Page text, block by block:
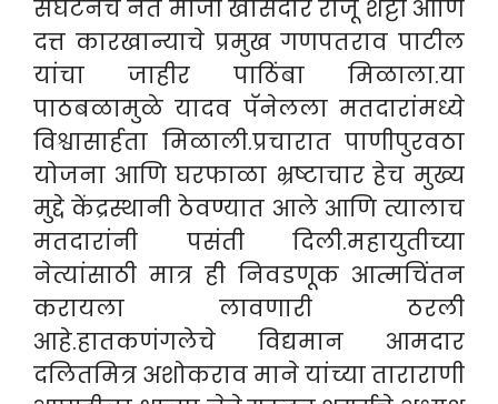
संघटनेचे नेते माजी खासदार राजू शेट्टी आणि
दत्त कारखान्याचे प्रमुख गणपतराव पाटील
यांचा जाहीर पाठिंबा मिळाला.या
पाठबळामुळे यादव पॅनेलला मतदारांमध्ये
विश्वासार्हता मिळाली.प्रचारात पाणीपुरवठा
योजना आणि घरफाळा भ्रष्टाचार हेच मुख्य
मुद्दे केंद्रस्थानी ठेवण्यात आले आणि त्यालाच
मतदारांनी पसंती दिली.महायुतीच्या
नेत्यांसाठी मात्र ही निवडणूक आत्मचिंतन
करायला लावणारी ठरली
आहे.हातकणंगलेचे विद्यमान आमदार
दलितमित्र अशोकराव माने यांच्या ताराराणी